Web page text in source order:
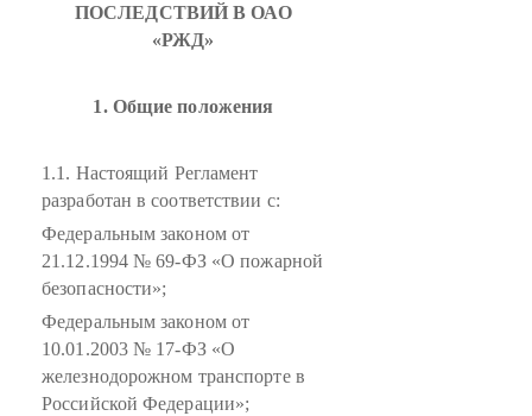
ПОСЛЕДСТВИЙ В ОАО
«РЖД»
1. Общие положения
1.1. Настоящий Регламент
разработан в соответствии с:
Федеральным законом от
21.12.1994 № 69-ФЗ «О пожарной
безопасности»;
Федеральным законом от
10.01.2003 № 17-ФЗ «О
железнодорожном транспорте в
Российской Федерации»;